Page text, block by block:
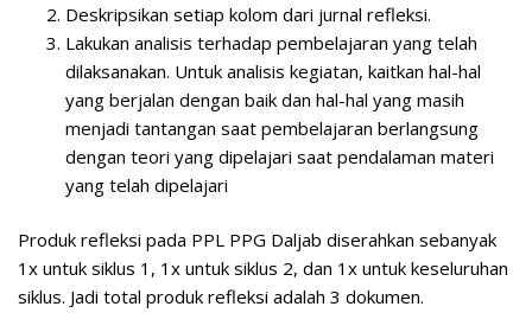
Deskripsikan setiap kolom dari jurnal refleksi.
Lakukan analisis terhadap pembelajaran yang telah
dilaksanakan. Untuk analisis kegiatan, kaitkan hal-hal
yang berjalan dengan baik dan hal-hal yang masih
menjadi tantangan saat pembelajaran berlangsung
dengan teori yang dipelajari saat pendalaman materi
yang telah dipelajari
Produk refleksi pada PPL PPG Daljab diserahkan sebanyak
1x untuk siklus 1, 1x untuk siklus 2, dan 1x untuk keseluruhan
siklus. Jadi total produk refleksi adalah 3 dokumen.